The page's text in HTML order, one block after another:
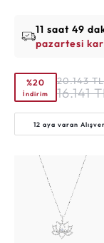
11 saat 49
pazartesi
%20
İndirim
20.143 TL
16.141
12 aya varan